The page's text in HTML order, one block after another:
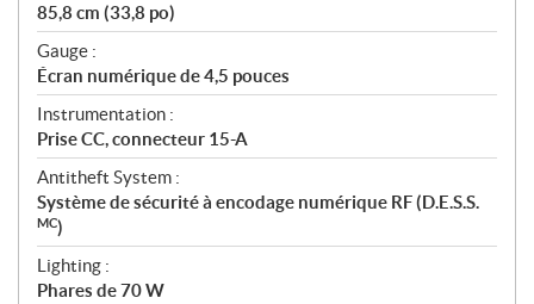
85,8 cm (33,8 po)
Gauge :
Écran numérique de 4,5 pouces
Instrumentation :
Prise CC, connecteur 15-A
Antitheft System :
Système de sécurité à encodage numérique RF (D.E.S.S.
MC)
Lighting :
Phares de 70 W